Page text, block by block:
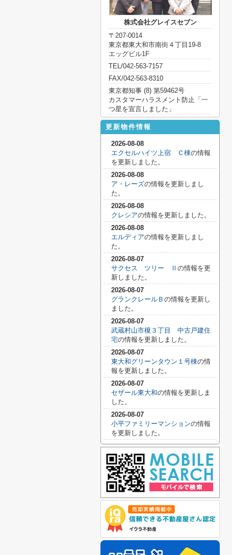
株式会社グレイスセブン
〒207-0014
東京都東大和市南街４丁目19-8
エッグビル1F
TEL/042-563-7157
FAX/042-563-8310
東京都知事 (8) 第59462号
カスタマーハラスメント防止「一
つ星を宣言しました」
更新物件情報
2026-08-08
エクセルハイツ上宿 Ｃ棟の情報
を更新しました。
2026-08-08
ア・レーズの情報を更新しまし
た。
2026-08-08
クレシアの情報を更新しました。
2026-08-08
エルディアの情報を更新しまし
た。
2026-08-07
サクセス ツリー Ⅱ の情報を更
新しました。
2026-08-07
グランクレールＢ の情報を更新し
ました。
2026-08-07
武蔵村山市榎３丁目 中古戸建住
宅の情報を更新しました。
2026-08-07
東大和グリーンタウン１号棟の情
報を更新しました。
2026-08-07
セザール東大和の情報を更新しま
した。
2026-08-07
小平ファミリーマンションの情報
を更新しました。